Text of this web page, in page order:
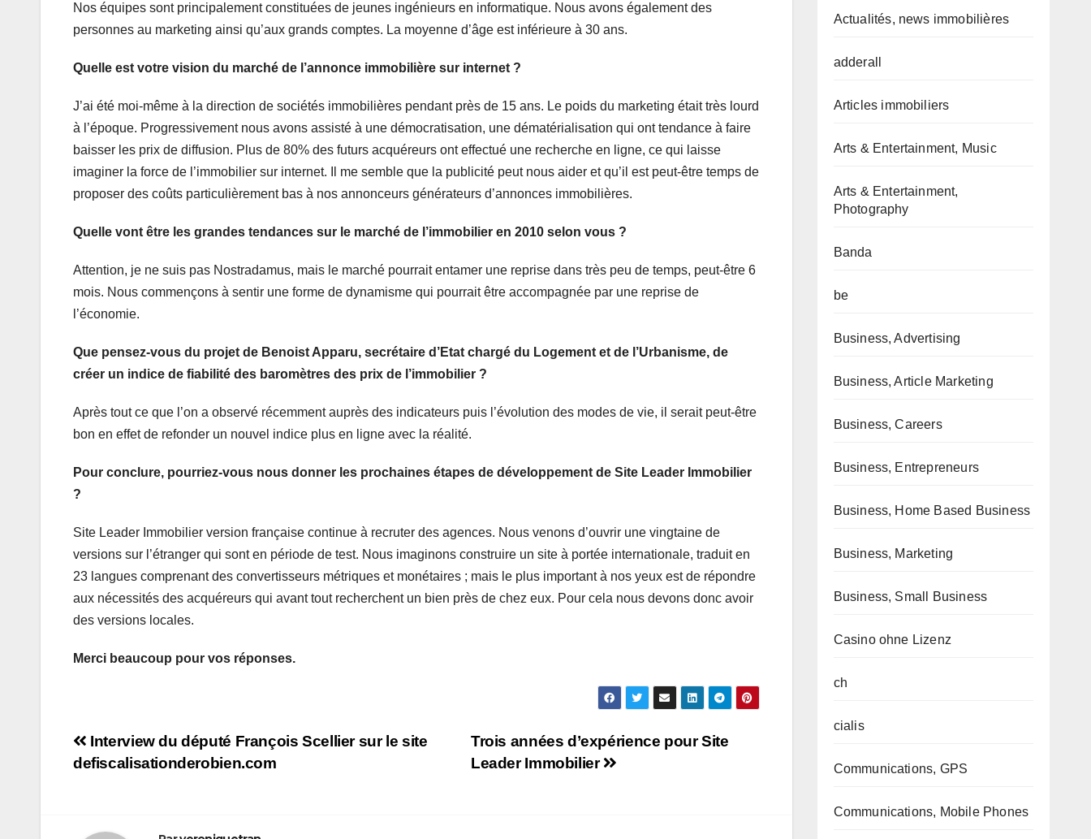
Nos équipes sont principalement constituées de jeunes ingénieurs en informatique. Nous avons également des
personnes au marketing ainsi qu’aux grands comptes. La moyenne d’âge est inférieure à 30 ans.
Quelle est votre vision du marché de l’annonce immobilière sur internet ?
J’ai été moi-même à la direction de sociétés immobilières pendant près de 15 ans. Le poids du marketing était très lourd
à l’époque. Progressivement nous avons assisté à une démocratisation, une dématérialisation qui ont tendance à faire
baisser les prix de diffusion. Plus de 80% des futurs acquéreurs ont effectué une recherche en ligne, ce qui laisse
imaginer la force de l’immobilier sur internet. Il me semble que la publicité peut nous aider et qu’il est peut-être temps de
proposer des coûts particulièrement bas à nos annonceurs générateurs d’annonces immobilières.
Quelle vont être les grandes tendances sur le marché de l’immobilier en 2010 selon vous ?
Attention, je ne suis pas Nostradamus, mais le marché pourrait entamer une reprise dans très peu de temps, peut-être 6
mois. Nous commençons à sentir une forme de dynamisme qui pourrait être accompagnée par une reprise de
l’économie.
Que pensez-vous du projet de Benoist Apparu, secrétaire d’Etat chargé du Logement et de l’Urbanisme, de
créer un indice de fiabilité des baromètres des prix de l’immobilier ?
Après tout ce que l’on a observé récemment auprès des indicateurs puis l’évolution des modes de vie, il serait peut-être
bon en effet de refonder un nouvel indice plus en ligne avec la réalité.
Pour conclure, pourriez-vous nous donner les prochaines étapes de développement de Site Leader Immobilier
?
Site Leader Immobilier version française continue à recruter des agences. Nous venons d’ouvrir une vingtaine de
versions sur l’étranger qui sont en période de test. Nous imaginons construire un site à portée internationale, traduit en
23 langues comprenant des convertisseurs métriques et monétaires ; mais le plus important à nos yeux est de répondre
aux nécessités des acquéreurs qui avant tout recherchent un bien près de chez eux. Pour cela nous devons donc avoir
des versions locales.
Merci beaucoup pour vos réponses.
Navigation
Trois années d’expérience pour Site
Leader Immobilier
Interview du député François Scellier sur le site
defiscalisationderobien.com
Actualités, news immobilières
adderall
Articles immobiliers
Arts & Entertainment, Music
Arts & Entertainment,
Photography
Banda
be
Business, Advertising
Business, Article Marketing
Business, Careers
Business, Entrepreneurs
Business, Home Based Business
Business, Marketing
Business, Small Business
Casino ohne Lizenz
ch
cialis
Communications, GPS
Communications, Mobile Phones